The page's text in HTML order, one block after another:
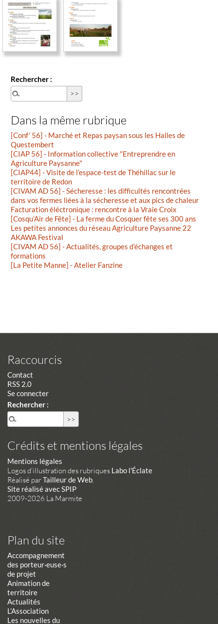
Rechercher :
Dans la même rubrique
[Conf’ 56] - Marché et Repas paysan sous les Halles de
Questembert
[CIAP 56] - Information collective "Entreprendre en
Agriculture Paysanne"
[CIAP44] - Visite de l’espace-test de Théhillac sur le
territoire de Redon
[CIVAM AD 56] - Sécheresse : les difficultés rencontrées
dans vos fermes liées à la sécheresse et aux pics de chaleur
Facturation éléctronique : rencontre à la Vraie Croix
[Cosqu’Air de Fête] - La ferme du Cosquer fête ses 300 ans
Les petites annonces du réseau Agriculture Paysanne 22
AKAWA Festival
[CIVAM AD 56] - Actualités, groupes d’échanges et
formations
[La Petite Manne] - Atelier Fanzine
Raccourcis
Contact
RSS 2.0
Se connecter
Rechercher :
Crédits et mentions légales
Mentions légales
Logos d'illustration des rubriques Labo l'Éclate
Réalisé parTailleur de Web.
Site réalisé avec SPIP
2009-2026 La Marmite
Plan du site
Accompagnement
des porteur·euse·s
de projet
Animation de
territoire
Actualités
L’Association
Les nouvelles du